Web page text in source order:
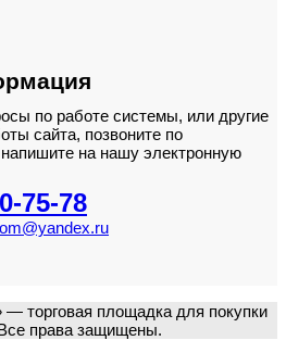
по работе системы, или другие
сайта, позвоните по
на нашу электронную
75-78
торговая площадка для покупки
права защищены.